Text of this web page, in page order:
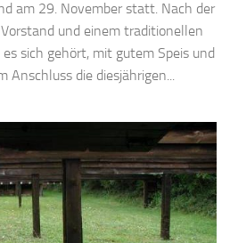
am 29. November statt. Nach der
und einem traditionellen
sich gehört, mit gutem Speis und
Anschluss die diesjährigen...